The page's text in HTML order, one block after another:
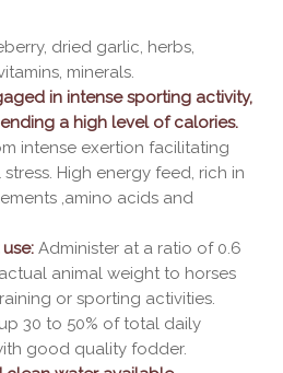
dried garlic, herbs,
minerals.
in intense sporting activity,
a high level of calories.
intense exertion facilitating
High energy feed, rich in
,amino acids and
Administer at a ratio of 0.6
animal weight to horses
or sporting activities.
30 to 50% of total daily
good quality fodder.